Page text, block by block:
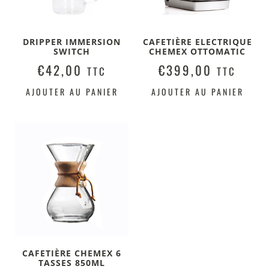
DRIPPER IMMERSION
SWITCH
€42,00 TTC
AJOUTER AU PANIER
CAFETIÈRE ELECTRIQUE
CHEMEX OTTOMATIC
€399,00 TTC
AJOUTER AU PANIER
CAFETIÈRE CHEMEX 6
TASSES 850ML